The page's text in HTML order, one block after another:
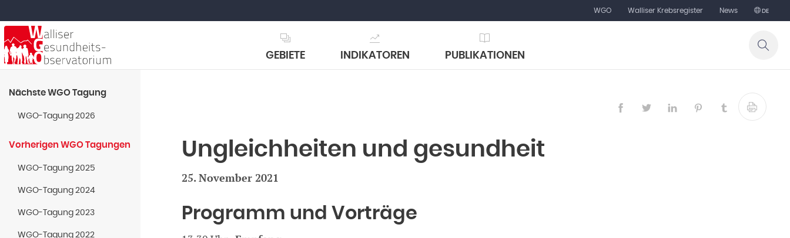
WGO Walliser Krebsregister News DE
GEBIETE INDIKATOREN PUBLIKATIONEN
Nächste WGO Tagung
WGO-Tagung 2026
Vorherigen WGO Tagungen
WGO-Tagung 2025
WGO-Tagung 2024
WGO-Tagung 2023
WGO-Tagung 2022
Ungleichheiten und gesundheit
25. November 2021
Programm und Vorträge